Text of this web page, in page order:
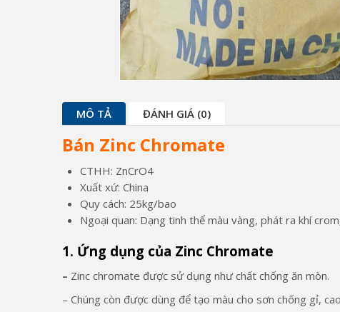
MÔ TẢ ĐÁNH GIÁ (0)
Bán Zinc Chromate
CTHH: ZnCrO4
Xuất xứ: China
Quy cách: 25kg/bao
Ngoại quan: Dạng tinh thể màu vàng, phát ra khí
1. Ứng dụng của Zinc Chromate
– Zinc chromate được sử dụng như chất chống ăn mòn.
– Chúng còn được dùng để tạo màu cho sơn chống gỉ,